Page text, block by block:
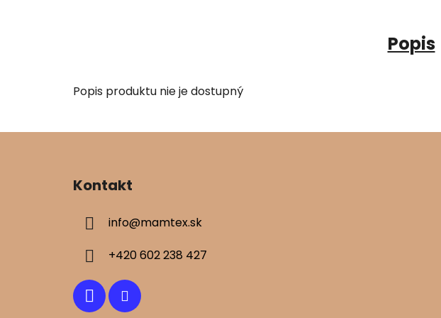
Popis
Popis produktu nie je dostupný
Kontakt
info@mamtex.sk
+420 602 238 427